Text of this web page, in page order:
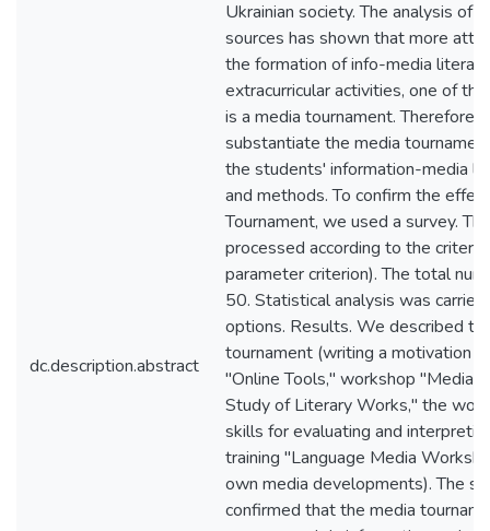
dc.description.abstract
Ukrainian society. The analysis of
sources has shown that more
the formation of info-media
extracurricular activities, one of
is a media tournament. Therefore,
substantiate the media
the students' information-media
and methods. To confirm the
Tournament, we used a survey.
processed according to the
parameter criterion). The total
50. Statistical analysis was
options. Results. We described
tournament (writing a motivation
"Online Tools," workshop "Media
Study of Literary Works," the
skills for evaluating and
training "Language Media
own media developments). The
confirmed that the media